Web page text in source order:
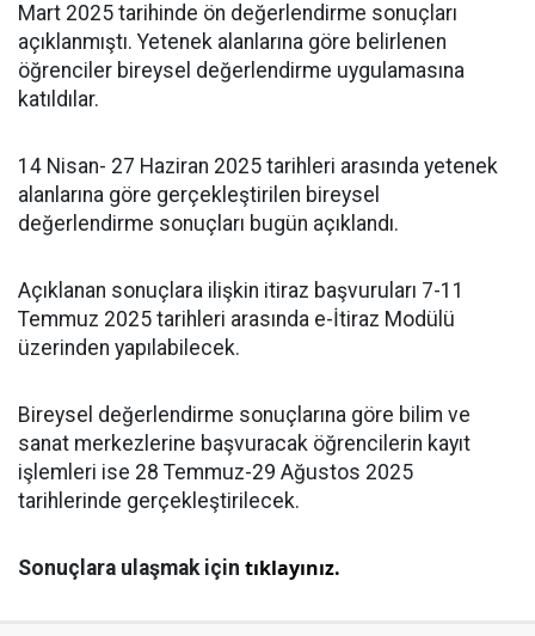
Mart 2025 tarihinde ön değerlendirme sonuçları
açıklanmıştı. Yetenek alanlarına göre belirlenen
öğrenciler bireysel değerlendirme uygulamasına
katıldılar.
14 Nisan- 27 Haziran 2025 tarihleri arasında yetenek
alanlarına göre gerçekleştirilen bireysel
değerlendirme sonuçları bugün açıklandı.
Açıklanan sonuçlara ilişkin itiraz başvuruları 7-11
Temmuz 2025 tarihleri arasında e-İtiraz Modülü
üzerinden yapılabilecek.
Bireysel değerlendirme sonuçlarına göre bilim ve
sanat merkezlerine başvuracak öğrencilerin kayıt
işlemleri ise 28 Temmuz-29 Ağustos 2025
tarihlerinde gerçekleştirilecek.
Sonuçlara ulaşmak için tıklayınız.